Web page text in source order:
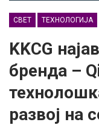
СВЕТ ТЕХНОЛОГИЈА
KKCG
бренда –
развој на